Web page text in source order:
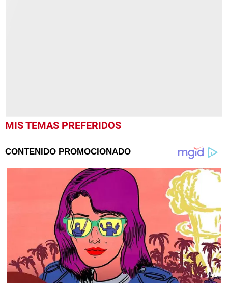
MIS TEMAS PREFERIDOS